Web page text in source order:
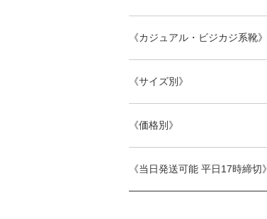
《カジュアル・ビジカジ系靴》
《サイズ別》
《価格別》
《当日発送可能 平日17時締切》